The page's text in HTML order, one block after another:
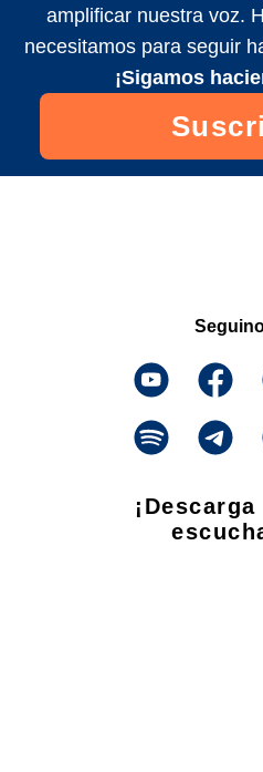
amplificar nuestra voz.
necesitamos para seguir
¡Sigamos